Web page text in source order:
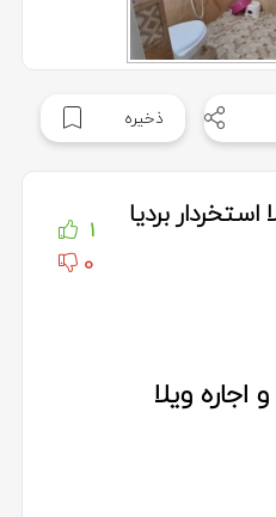
ذخیره
بردیا
1
0
ویلا